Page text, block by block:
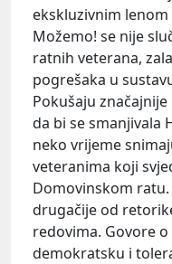
ekskluzivnim
Možemo! se nije
ratnih veterana,
pogrešaka u
Pokušaju
da bi se smanjivala
neko vrijeme
veteranima koji
Domovinskom
drugačije od
redovima. Govore
demokratsku i